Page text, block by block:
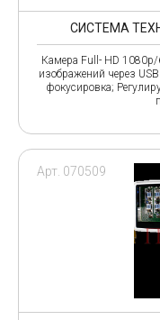
СИСТЕМА
Камера Full- HD 1080p/
изображений через
фокусировка;
Арт. 070509